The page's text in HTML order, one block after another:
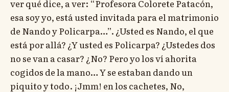
ver qué dice, a ver: “Profesora Colorete Patacón,
esa soy yo, está usted invitada para el matrimonio
de Nando y Policarpa…”. ¿Usted es Nando, el que
está por allá? ¿Y usted es Policarpa? ¿Ustedes dos
no se van a casar? ¿No? Pero yo los ví ahorita
cogidos de la mano… Y se estaban dando un
piquito y todo. ¡Jmm! en los cachetes, No,